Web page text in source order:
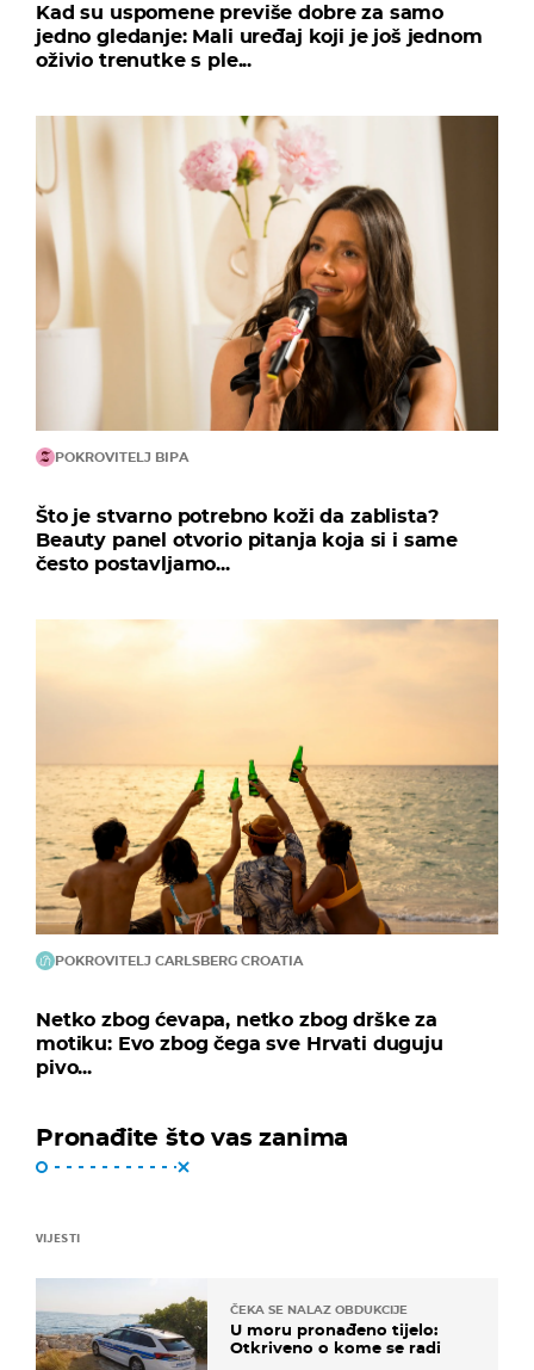
Kad su uspomene previše dobre za samo
jedno gledanje: Mali uređaj koji je još jednom
oživio trenutke s ple...
POKROVITELJ BIPA
Što je stvarno potrebno koži da zablista?
Beauty panel otvorio pitanja koja si i same
često postavljamo...
POKROVITELJ CARLSBERG CROATIA
Netko zbog ćevapa, netko zbog drške za
motiku: Evo zbog čega sve Hrvati duguju
pivo...
Pronađite što vas zanima
VIJESTI
ČEKA SE NALAZ OBDUKCIJE
U moru pronađeno tijelo:
Otkriveno o kome se radi